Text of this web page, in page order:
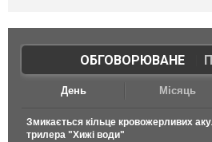
ОБГОВОРЮВАНЕ|
День Місяць
Змикається кільце кровожерливих
трилера "Хижі води"